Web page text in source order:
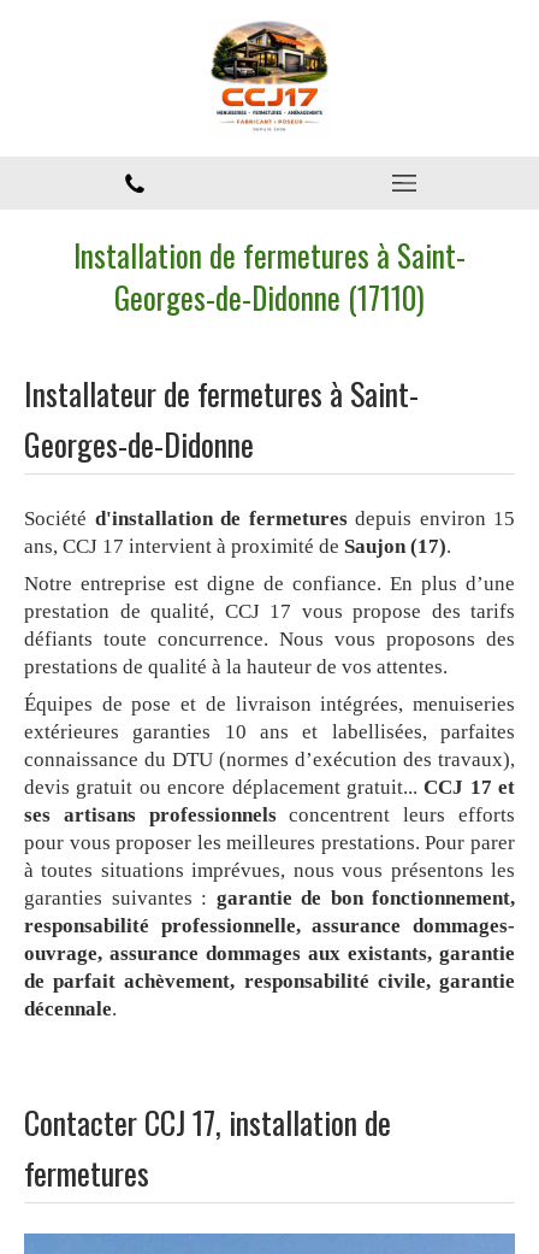
Installation de fermetures à Saint-
Georges-de-Didonne (17110)
Installateur de fermetures à Saint-
Georges-de-Didonne
Société d'installation de fermeturesdepuis environ 15
ans, CCJ 17 intervient à proximité de Saujon (17).
Notre entreprise est digne de confiance. En plus d’une
prestation de qualité, CCJ 17 vous propose des tarifs
défiants toute concurrence. Nous vous proposons des
prestations de qualité à la hauteur de vos attentes.
Équipes de pose et de livraison intégrées, menuiseries
extérieures garanties 10 ans et labellisées, parfaites
connaissance du DTU (normes d’exécution des travaux),
devis gratuit ou encore déplacement gratuit...CCJ 17 et
ses artisans professionnelsconcentrent leurs efforts
pour vous proposer les meilleures prestations. Pour parer
à toutes situations imprévues, nous vous présentons les
garanties suivantes : garantie de bon fonctionnement,
responsabilité professionnelle, assurance dommages-
ouvrage, assurance dommages aux existants, garantie
de parfait achèvement, responsabilité civile, garantie
décennale.
Contacter CCJ 17, installation de
fermetures